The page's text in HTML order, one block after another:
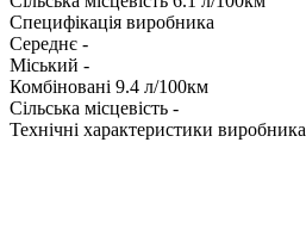
Специфікація виробника
Середнє -
Міський -
Комбіновані 9.4 л/100км
Сільська місцевість -
Технічні характеристики виробника